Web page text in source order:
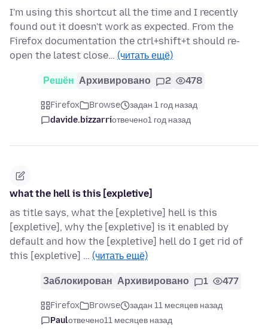
I'm using this shortcut all the time and I recently
found out it doesn't work as expected. From the
Firefox documentation the ctrl+shift+t should re-
open the latest close… (читать ещё)
Решён Архивировано 2 478
Firefox Browse
задан 1 год назад
davide.bizzarriотвечено1 год назад
what the hell is this [expletive]
as title says, what the [expletive] hell is this
[expletive], why the [expletive] is it enabled by
default and how the [expletive] hell do I get rid of
this [expletive] … (читать ещё)
Заблокирован Архивировано 1 477
Firefox Browse
задан 11 месяцев назад
Paulотвечено11 месяцев назад